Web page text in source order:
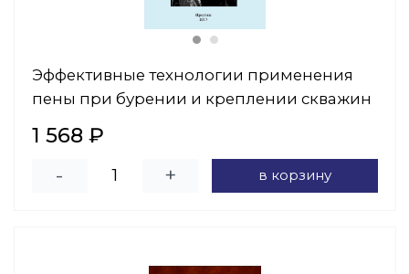
Эффективные технологии применения
пены при бурении и креплении скважин
1 568 ₽
-
+ в корзину